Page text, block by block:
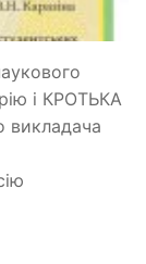
і КРОТЬКА
викладача